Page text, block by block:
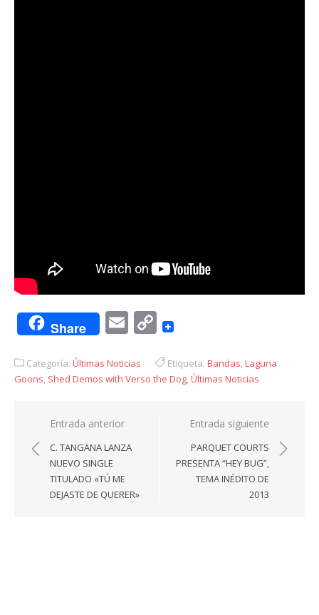
Share EmailCopy
Categoría: Últimas Noticias Etiqueta: Bandas,Laguna
Goons, Shed Demos with Verso the Dog,Últimas Noticias
Navegación
de
entradas
Entrada anterior
C. TANGANA LANZA
NUEVO SINGLE
TITULADO «TÚ ME
DEJASTE DE QUERER»
Entrada siguiente
PARQUET COURTS
PRESENTA “HEY BUG”,
TEMA INÉDITO DE
2013